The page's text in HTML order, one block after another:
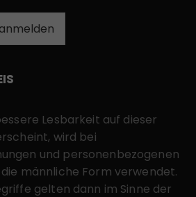
Lesbarkeit auf dieser
wird bei
und personenbezogenen
männliche Form verwendet.
gelten dann im Sinne der